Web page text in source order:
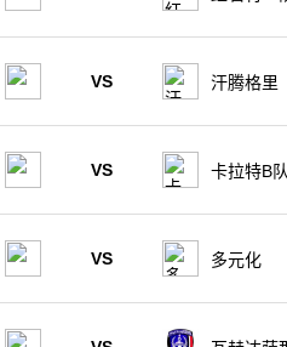
VS 汗腾格里
VS 卡拉特B队
VS 多元化